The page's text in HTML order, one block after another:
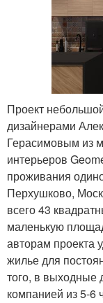
Проект
дизайнерами
Герасимовым из
интерьеров
проживания
Перхушково,
всего 43
маленькую
авторам проекта
жилье для
того, в выходные
компанией из 5-6